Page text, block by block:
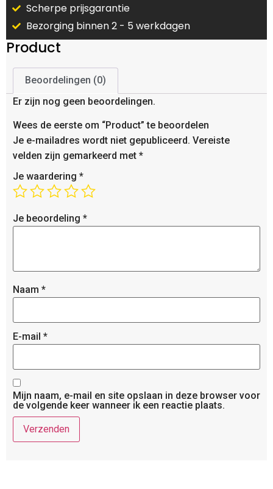
Scherpe prijsgarantie
Bezorging binnen 2 - 5 werkdagen
Product
Beoordelingen (0)
Er zijn nog geen beoordelingen.
Wees de eerste om “Product” te beoordelen
Je e-mailadres wordt niet gepubliceerd. Vereiste
velden zijn gemarkeerd met *
Je waardering *
Je beoordeling *
Naam *
E-mail *
Mijn naam, e-mail en site opslaan in deze browser voor
de volgende keer wanneer ik een reactie plaats.